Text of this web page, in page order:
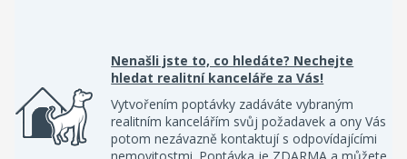
Nenašli jste to, co hledáte? Nechejte
hledat realitní kanceláře za Vás!
Vytvořením poptávky zadáváte vybraným
realitním kancelářím svůj požadavek a ony Vás
potom nezávazně kontaktují s odpovídajícími